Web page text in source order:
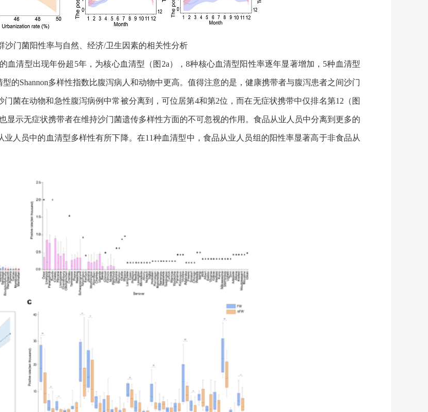
、经济/卫生因素的相关性分析
清型出现年份超5年，为核心血清型（图2a），8种核心血清型阳性率逐年显著增加，5种血清型
的Shannon多样性指数比腹泻病人和动物中更高。值得注意的是，健康携带者与腹泻患者之间沙门
菌在动物和急性腹泻病例中常被分离到，可位居第4和第2位，而在无症状携带中仅排名第12（图
显示无症状携带者在维持沙门菌遗传多样性方面的不可忽视的作用。食品从业人员中分离到更多的
人员中的血清型多样性有所下降。在11种血清型中，食品从业人员组的阳性率显著高于非食品从